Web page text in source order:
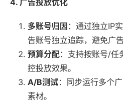
多账号归因 ：通过独立IP
告账号独立追踪，避免广
预算分配：支持按账号/任
控投放效果。
A/B测试：同步运行多个
素材。